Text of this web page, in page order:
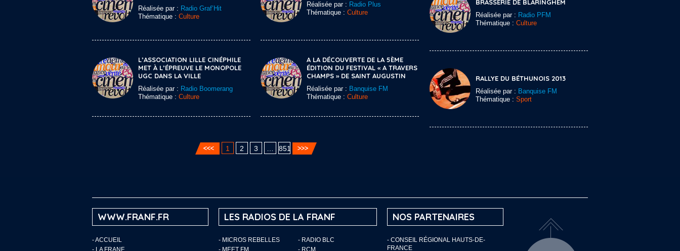
Réalisée par : Radio Graf’Hit
Thématique : Culture
Réalisée par : Radio Plus
Thématique : Culture
L’ASSOCIATION LILLE CINÉPHILE
MET À L’ÉPREUVE LE MONOPOLE
UGC DANS LA VILLE
Réalisée par : Radio Boomerang
Thématique : Culture
A LA DÉCOUVERTE DE LA 5ÈME
ÉDITION DU FESTIVAL « A TRAVERS
CHAMPS » DE SAINT AUGUSTIN
Réalisée par : Banquise FM
Thématique : Culture
1 2 3 851
BRASSERIE DE BLARINGHEM
Réalisée par : Radio PFM
Thématique : Culture
RALLYE DU BÉTHUNOIS 2013
Réalisée par : Banquise FM
Thématique : Sport
WWW.FRANF.FR
-ACCUEIL
-
LA FRANF
LES RADIOS DE LA FRANF
- MICROS REBELLES
- RADIO BLC
- MEET FM
- RCM
NOS PARTENAIRES
- CONSEIL RÉGIONAL HAUTS-DE-
FRANCE